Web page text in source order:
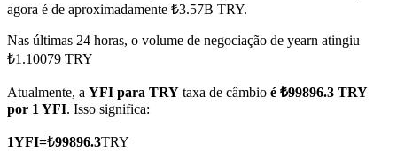
TradFi
agora é de aproximadamente ₺3.57B TRY.
Nas últimas 24 horas, o volume de negociação de yearn atingiu
₺1.10079 TRY
Atualmente, a YFI para TRY taxa de câmbio é ₺99896.3 TRY
por 1 YFI. Isso significa:
1YFI=₺99896.3TRY